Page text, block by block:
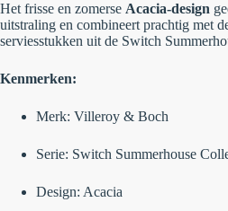
Het frisse en zomerse Acacia-design
uitstraling en combineert prachtig met
serviesstukken uit de Switch
Kenmerken:
Merk: Villeroy & Boch
Serie: Switch Summerhouse
Design: Acacia